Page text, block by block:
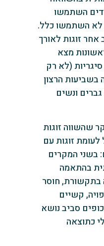
השתמשו
לא השתמשו כלל.
זוגות לאורך
מצא
(לא רק
בשביעות הרצון
ונשים
שהשווה זוגות
זוגות עם
בשני המקרים
בהתאמה
בתקשורת, חוסר
קשיים
סביב נושא
כתוצאה